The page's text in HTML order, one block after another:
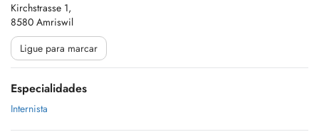
Kirchstrasse 1,
8580 Amriswil
Ligue para marcar
Especialidades
Internista